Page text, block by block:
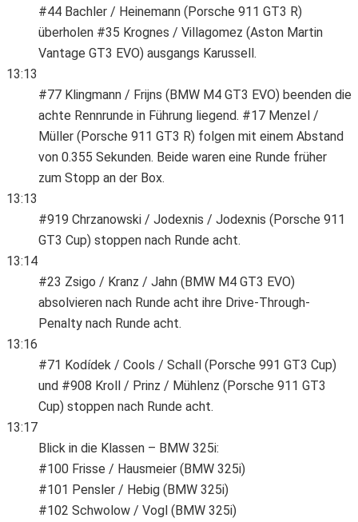
#44 Bachler / Heinemann (Porsche 911 GT3 R)
überholen #35 Krognes / Villagomez (Aston Martin
Vantage GT3 EVO) ausgangs Karussell.
13:13
#77 Klingmann / Frijns (BMW M4 GT3 EVO) beenden die
achte Rennrunde in Führung liegend. #17 Menzel /
Müller (Porsche 911 GT3 R) folgen mit einem Abstand
von 0.355 Sekunden. Beide waren eine Runde früher
zum Stopp an der Box.
13:13
#919 Chrzanowski / Jodexnis / Jodexnis (Porsche 911
GT3 Cup) stoppen nach Runde acht.
13:14
#23 Zsigo / Kranz / Jahn (BMW M4 GT3 EVO)
absolvieren nach Runde acht ihre Drive-Through-
Penalty nach Runde acht.
13:16
#71 Kodídek / Cools / Schall (Porsche 991 GT3 Cup)
und #908 Kroll / Prinz / Mühlenz (Porsche 911 GT3
Cup) stoppen nach Runde acht.
13:17
Blick in die Klassen – BMW 325i:
#100 Frisse / Hausmeier (BMW 325i)
#101 Pensler / Hebig (BMW 325i)
#102 Schwolow / Vogl (BMW 325i)